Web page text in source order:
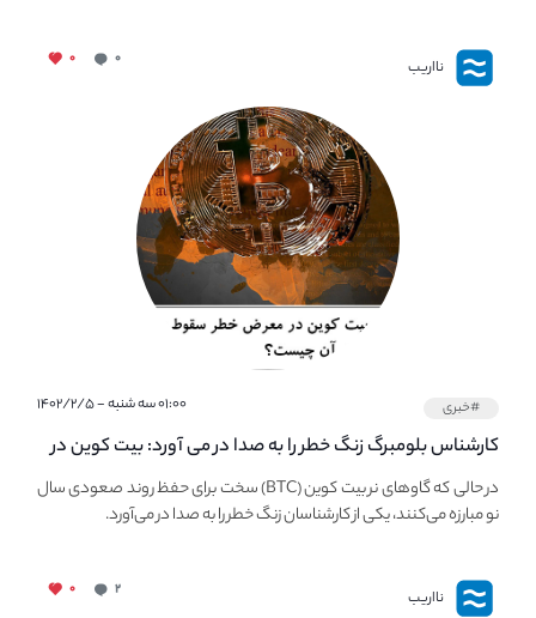
نااریب ۰ ۰
#خبری ۰۱:۰۰ سه شنبه - ۱۴۰۲/۲/۵
کارشناس بلومبرگ زنگ خطر را به صدا در می آورد: بیت کوین در
معرض خطر سقوط بزرگ است - دلیل آن چیست؟در حالی که گاوهای نر بیت کوین (BTC) سخت برای حفظ روند صعودی سال
نو مبارزه می‌کنند، یکی از کارشناسان زنگ خطر را به صدا در می‌آورد.
نااریب ۲ ۰